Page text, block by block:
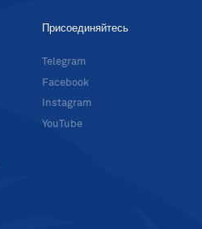
Присоединяйтесь
Telegram
Facebook
Instagram
YouTube